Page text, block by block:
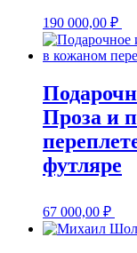
190 000,00 ₽
Проза и
футляре
67 000,00 ₽